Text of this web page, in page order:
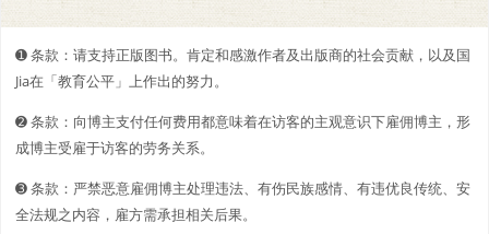
➊️ 条款：请支持正版图书。肯定和感激作者及出版商的社会贡献，以及国
Jia在「教育公平」上作出的努力。
➋️️ 条款：向博主支付任何费用都意味着在访客的主观意识下雇佣博主，形
成博主受雇于访客的劳务关系。
➌ 条款：严禁恶意雇佣博主处理违法、有伤民族感情、有违优良传统、安
全法规之内容，雇方需承担相关后果。